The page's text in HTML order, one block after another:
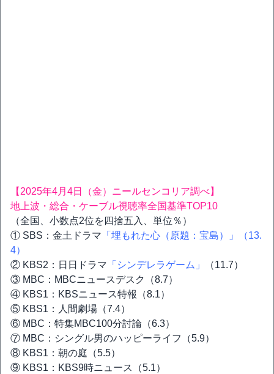
【2025年4月4日（金）ニールセンコリア調べ】
地上波・総合・ケーブル視聴率全国基準TOP10
（全国、小数点2位を四捨五入、単位％）
① SBS：金土ドラマ 「埋もれた心（原題：宝島）」（13.
4）
② KBS2：日日ドラマ 「シンデレラゲーム」
（11.7）
③ MBC：MBCニュースデスク（8.7）
④ KBS1：KBSニュース特報（8.1）
⑤ KBS1：人間劇場（7.4）
⑥ MBC：特集MBC100分討論（6.3）
⑦ MBC：シングル男のハッピーライフ（5.9）
⑧ KBS1：朝の庭（5.5）
⑨ KBS1：KBS9時ニュース（5.1）